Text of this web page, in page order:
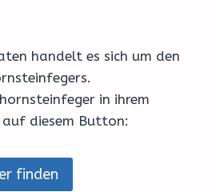
handelt es sich um den
in ihrem
diesem Button:
finden